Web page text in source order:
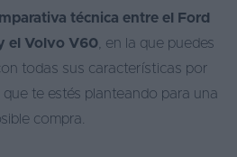
técnica entre el Ford
el Volvo V60 , en la que puedes
todas sus características por
te estés planteando para una
compra.